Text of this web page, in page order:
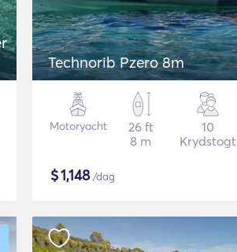
Technorib Pzero 8m
Motoryacht
26 ft
8 m
10
Krydstogt
$1,148/dag